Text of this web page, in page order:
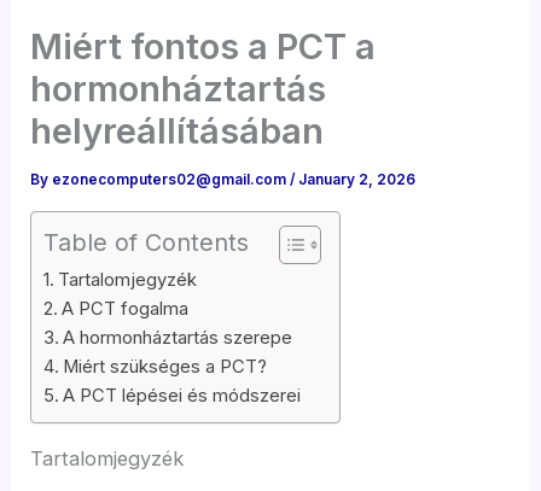
Miért fontos a PCT a
hormonháztartás
helyreállításában
By ezonecomputers02@gmail.com/ January 2, 2026
Table of Contents
Tartalomjegyzék
A PCT fogalma
A hormonháztartás szerepe
Miért szükséges a PCT?
A PCT lépései és módszerei
Tartalomjegyzék